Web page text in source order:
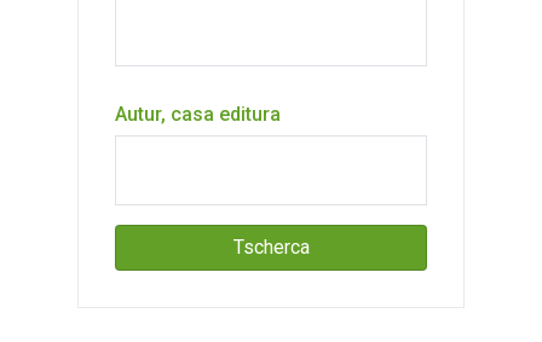
Autur, casa editura
Tscherca